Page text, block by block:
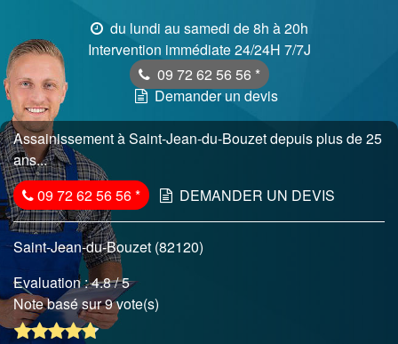
du lundi au samedi de 8h à 20h
Intervention immédiate 24/24H 7/7J
09 72 62 56 56 *
Demander un devis
Assainissement à Saint-Jean-du-Bouzet depuis plus de 25
ans...
09 72 62 56 56* DEMANDER UN DEVIS
Saint-Jean-du-Bouzet (82120)
Evaluation :4.8/ 5
Note basé sur 9 vote(s)